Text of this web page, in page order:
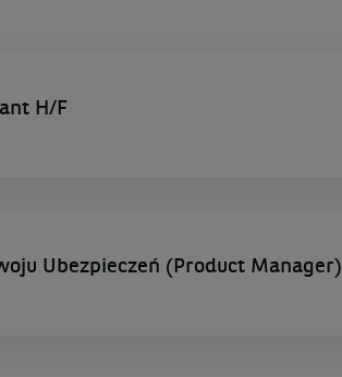
H/F
Ubezpieczeń (Product Manager)